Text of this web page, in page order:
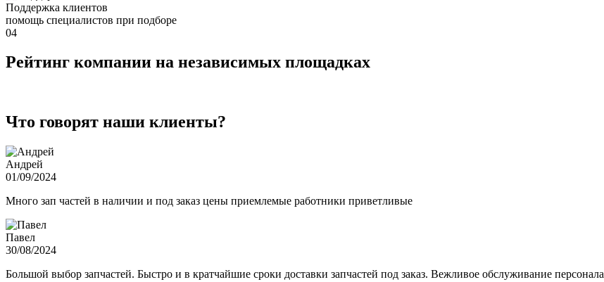
Поддержка клиентов
помощь специалистов при подборе
04
Рейтинг компании на независимых площадках
Что говорят наши клиенты?
Андрей
01/09/2024
Много зап частей в наличии и под заказ цены приемлемые работники приветливые
Павел
30/08/2024
Большой выбор запчастей. Быстро и в кратчайшие сроки доставки запчастей под заказ. Вежливое обслуживание персонала